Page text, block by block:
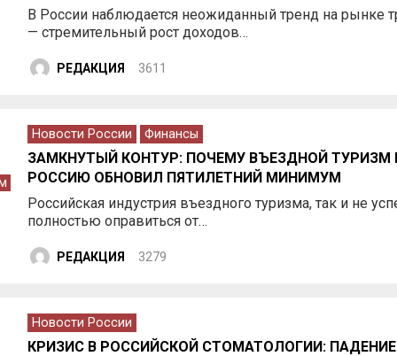
В России наблюдается неожиданный тренд на рынке
— стремительный рост доходов…
РЕДАКЦИЯ 3611
Новости России Финансы
ЗАМКНУТЫЙ КОНТУР: ПОЧЕМУ ВЪЕЗДНОЙ ТУРИЗМ
РОССИЮ ОБНОВИЛ ПЯТИЛЕТНИЙ МИНИМУМ
Российская индустрия въездного туризма, так и не
полностью оправиться от…
РЕДАКЦИЯ 3279
Новости России
КРИЗИС В РОССИЙСКОЙ СТОМАТОЛОГИИ: ПАДЕНИЕ